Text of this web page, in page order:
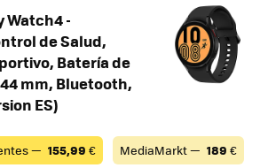
Watch4 -
de Salud,
Batería de
mm, Bluetooth,
ES)
— 155,99 € MediaMarkt — 189 €